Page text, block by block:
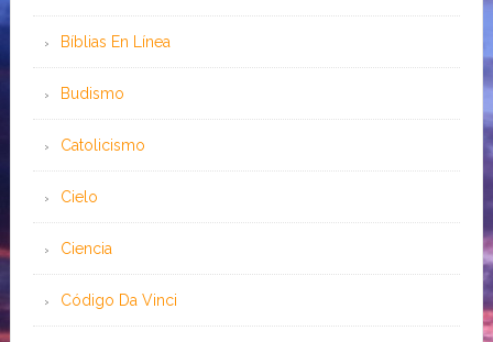
Bíblias En Línea
Budismo
Catolicismo
Cielo
Ciencia
Código Da Vinci